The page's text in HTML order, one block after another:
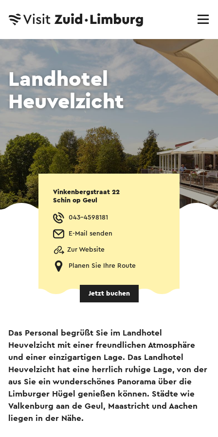
Landhotel
Heuvelzicht
Vinkenbergstraat 22
Schin op Geul
043-4598181
E-Mail senden
Zur Website
Planen Sie Ihre Route
Jetzt buchen
Das Personal begrüßt Sie im Landhotel
Heuvelzicht mit einer freundlichen Atmosphäre
und einer einzigartigen Lage. Das Landhotel
Heuvelzicht hat eine herrlich ruhige Lage, von der
aus Sie ein wunderschönes Panorama über die
Limburger Hügel genießen können. Städte wie
Valkenburg aan de Geul, Maastricht und Aachen
liegen in der Nähe.